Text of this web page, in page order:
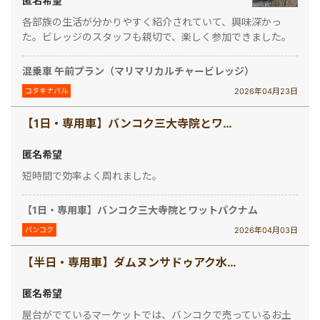
各部族の生活が分かりやすく紹介されていて、興味深かっ
た。ビレッジのスタッフも親切で、楽しく参加できました。
混乗車 午前プラン（マリマリカルチャービレッジ）
コタキナバル 2026年04月23日
【1日・専用車】バンコク三大寺院とワットパクナム
匿名希望
短時間で効率よく周れました。
【1日・専用車】バンコク三大寺院とワットパクナム
バンコク 2026年04月03日
【半日・専用車】ダムヌンサドゥアク水上マーケット＆メークロン
匿名希望
屋台がでているマーケットでは、バンコクで売っているお土